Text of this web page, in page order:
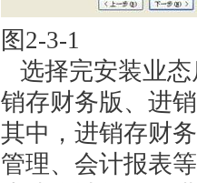
图2-
选择完安装业态
销存财务版、进
其中，进销存财
管理、会计报表